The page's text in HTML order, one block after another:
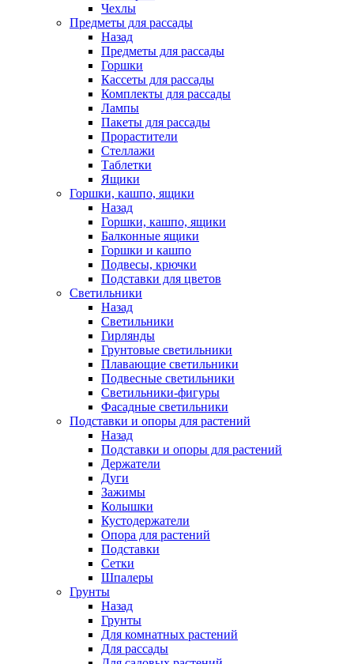
Чехлы
Предметы для рассады
Назад
Предметы для рассады
Горшки
Кассеты для рассады
Комплекты для рассады
Лампы
Пакеты для рассады
Прорастители
Стеллажи
Таблетки
Ящики
Горшки, кашпо, ящики
Назад
Горшки, кашпо, ящики
Балконные ящики
Горшки и кашпо
Подвесы, крючки
Подставки для цветов
Светильники
Назад
Светильники
Гирлянды
Грунтовые светильники
Плавающие светильники
Подвесные светильники
Светильники-фигуры
Фасадные светильники
Подставки и опоры для растений
Назад
Подставки и опоры для растений
Держатели
Дуги
Зажимы
Колышки
Кустодержатели
Опора для растений
Подставки
Сетки
Шпалеры
Грунты
Назад
Грунты
Для комнатных растений
Для рассады